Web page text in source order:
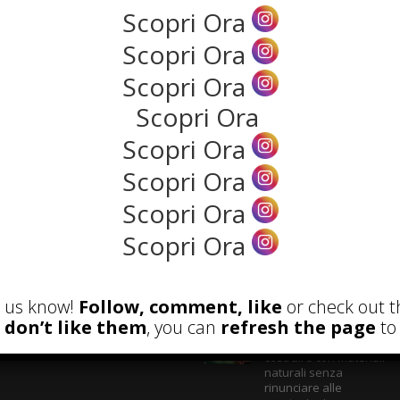
Parete Respira
ecologica: come
costruire con materiali
naturali senza
rinunciare alle
Scopri Ora
Scopri Ora
Scopri Ora
Scopri Ora
Scopri Ora
Scopri Ora
Scopri Ora
Scopri Ora
know! Follow, comment, like or check out
like them, you can refresh the page to